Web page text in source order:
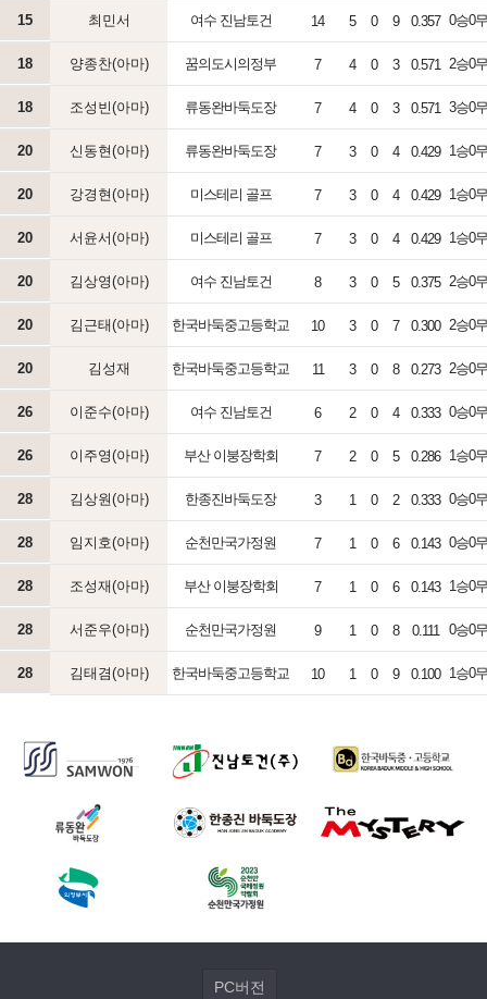
15 최민서 여수 진남토건 14 5 0 9 0.357 0승0
18 양종찬(아마) 꿈의도시의정부 7 4 0 3 0.571 2승0
18 조성빈(아마) 류동완바둑도장 7 4 0 3 0.571 3승0
20 신동현(아마) 류동완바둑도장 7 3 0 4 0.429 1승0
20 강경현(아마) 미스테리 골프 7 3 0 4 0.429 1승0
20 서윤서(아마) 미스테리 골프 7 3 0 4 0.429 1승0
20 김상영(아마) 여수 진남토건 8 3 0 5 0.375 2승0
20 김근태(아마) 한국바둑중고등학교 10 3 0 7 0.300 2승0
20 김성재 한국바둑중고등학교 11 3 0 8 0.273 2승0
26 이준수(아마) 여수 진남토건 6 2 0 4 0.333 0승0
26 이주영(아마) 부산 이붕장학회 7 2 0 5 0.286 1승0
28 김상원(아마) 한종진바둑도장 3 1 0 2 0.333 0승0
28 임지호(아마) 순천만국가정원 7 1 0 6 0.143 0승0
28 조성재(아마) 부산 이붕장학회 7 1 0 6 0.143 1승0
28 서준우(아마) 순천만국가정원 9 1 0 8 0.111 0승0
28 김태겸(아마) 한국바둑중고등학교 10 1 0 9 0.100 1승0
PC버전